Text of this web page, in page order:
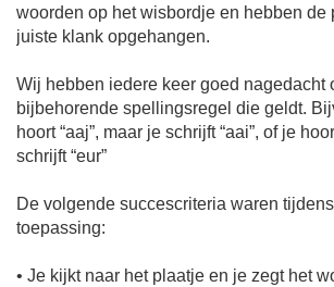
woorden op het wisbordje en hebben de
juiste klank opgehangen.
Wij hebben iedere keer goed nagedacht
bijbehorende spellingsregel die geldt.
hoort “aaj”, maar je schrijft “aai”, of je
schrijft “eur”
De volgende succescriteria waren
toepassing:
• Je kijkt naar het plaatje en je zegt het